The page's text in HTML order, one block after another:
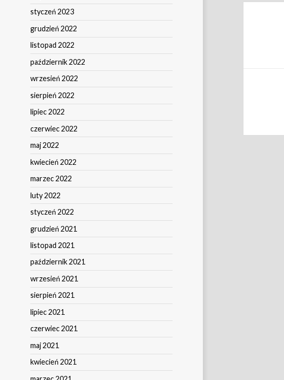
styczeń 2023
grudzień 2022
listopad 2022
październik 2022
wrzesień 2022
sierpień 2022
lipiec 2022
czerwiec 2022
maj 2022
kwiecień 2022
marzec 2022
luty 2022
styczeń 2022
grudzień 2021
listopad 2021
październik 2021
wrzesień 2021
sierpień 2021
lipiec 2021
czerwiec 2021
maj 2021
kwiecień 2021